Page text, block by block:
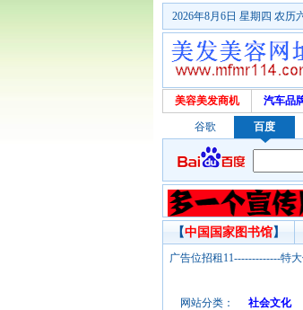
2026年8月6日 星期四 农历
美容美发商机 汽车品
谷歌 百度
【中国国家图书馆】
广告位招租11-------------特
网站分类：
社会文化